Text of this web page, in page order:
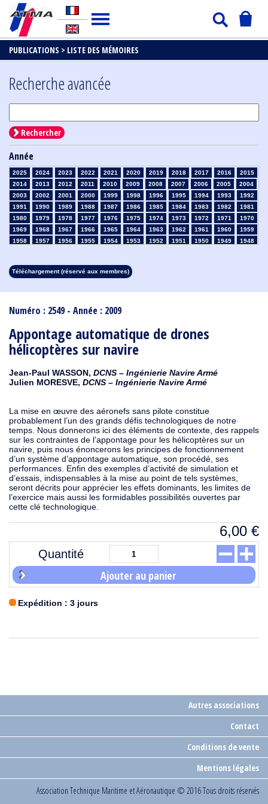
PUBLICATIONS > LISTE DES MÉMOIRES
Numéro : 2549 - Année : 2009
Appontage automatique de drones
hélicoptères sur navire
Jean-Paul WASSON, DCNS – Ingénierie Navire Armé
Julien MORESVE, DCNS – Ingénierie Navire Armé
La mise en œuvre des aéronefs sans pilote constitue
probablement l’un des grands défis technologiques de notre
temps. Nous donnerons ici des éléments de contexte, des rappels
sur les contraintes de l’appontage pour les hélicoptères sur un
navire, puis nous énoncerons les principes de fonctionnement
d’un système d’appontage automatique, son procédé, ses
performances. Enfin des exemples d’activité de simulation et
d’essais, indispensables à la mise au point de tels systèmes,
seront décrits pour apprécier les effets dominants, les limites de
l’exercice mais aussi les formidables possibilités ouvertes par
cette clé technologique.
6,00 €
Quantité
Ajouter au panier
Expédition : 3 jours
Recherche avancée
Rechercher
Année
2025 2024 2023 2022 2021 2020 2019 2018 2017 2016
2015
2014
2013 2012 2011 2010 2009 2008 2007 2006 2005
2004
2003
2002 2001 2000 1999 1998 1996 1995 1994 1993
1992
1991
1990 1989 1988 1987 1986 1985 1984 1983 1982
1981
1980
1979 1978 1977 1976 1975 1974 1973 1972 1971
1970
1969
1968 1967 1966 1965 1964 1963 1962 1961 1960
1959
1958
1957 1956 1955 1954 1953 1952 1951 1950 1949
1948
1913
1912 1911 1910 1909 1908
Téléchargement (réservé aux membres)
Autres associations
Contact
Conditions de vente
Mentions légales
Association Technique Maritime et Aéronautique © 2016 Tous droits réservés